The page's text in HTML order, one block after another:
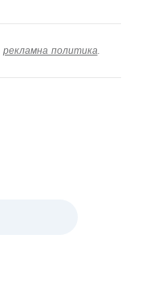
рекламна политика.